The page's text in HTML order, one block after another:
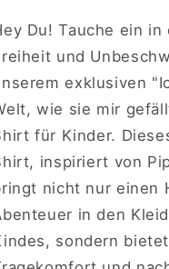
MIR
DIE
WELT
WIE
SIE
MIR
GEFÄLLT
MIR
DIE
WELT
WIE
SIE
MIR
GEFÄLLT
Du! Tauche ein in
und
exklusiven
wie sie mir
für Kinder.
inspiriert von
nicht nur einen
in den
sondern